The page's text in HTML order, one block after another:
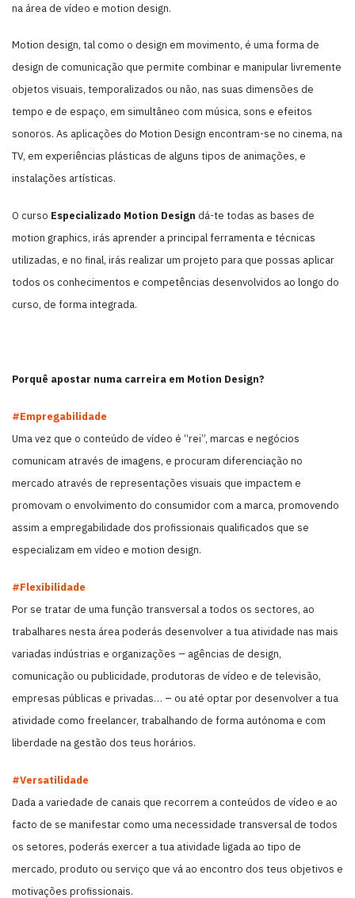
na área de vídeo e motion design.
Motion design, tal como o design em movimento, é uma forma de
design de comunicação que permite combinar e manipular livremente
objetos visuais, temporalizados ou não, nas suas dimensões de
tempo e de espaço, em simultâneo com música, sons e efeitos
sonoros. As aplicações do Motion Design encontram-se no cinema, na
TV, em experiências plásticas de alguns tipos de animações, e
instalações artísticas.
O curso Especializado Motion Design dá-te todas as bases de
motion graphics, irás aprender a principal ferramenta e técnicas
utilizadas, e no final, irás realizar um projeto para que possas aplicar
todos os conhecimentos e competências desenvolvidos ao longo do
curso, de forma integrada.
Porquê apostar numa carreira em Motion Design?
#Empregabilidade
Uma vez que o conteúdo de vídeo é “rei”, marcas e negócios
comunicam através de imagens, e procuram diferenciação no
mercado através de representações visuais que impactem e
promovam o envolvimento do consumidor com a marca, promovendo
assim a empregabilidade dos profissionais qualificados que se
especializam em vídeo e motion design.
#Flexibilidade
Por se tratar de uma função transversal a todos os sectores, ao
trabalhares nesta área poderás desenvolver a tua atividade nas mais
variadas indústrias e organizações – agências de design,
comunicação ou publicidade, produtoras de vídeo e de televisão,
empresas públicas e privadas… – ou até optar por desenvolver a tua
atividade como freelancer, trabalhando de forma autónoma e com
liberdade na gestão dos teus horários.
#Versatilidade
Dada a variedade de canais que recorrem a conteúdos de vídeo e ao
facto de se manifestar como uma necessidade transversal de todos
os setores, poderás exercer a tua atividade ligada ao tipo de
mercado, produto ou serviço que vá ao encontro dos teus objetivos e
motivações profissionais.